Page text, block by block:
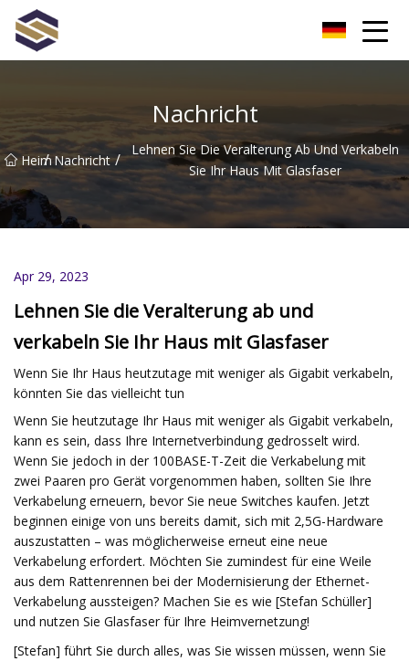
Nachricht
Heim
/ Nachricht /
Lehnen Sie Die Veralterung Ab Und Verkabeln
Sie Ihr Haus Mit Glasfaser
Apr 29, 2023
Lehnen Sie die Veralterung ab und
verkabeln Sie Ihr Haus mit Glasfaser
Wenn Sie Ihr Haus heutzutage mit weniger als Gigabit verkabeln,
könnten Sie das vielleicht tun
Wenn Sie heutzutage Ihr Haus mit weniger als Gigabit verkabeln,
kann es sein, dass Ihre Internetverbindung gedrosselt wird.
Wenn Sie jedoch in der 100BASE-T-Zeit die Verkabelung mit
zwei Paaren pro Gerät vorgenommen haben, sollten Sie Ihre
Verkabelung erneuern, bevor Sie neue Switches kaufen. Jetzt
beginnen einige von uns bereits damit, sich mit 2,5G-Hardware
auszustatten – was möglicherweise erneut eine neue
Verkabelung erfordert. Möchten Sie zumindest für eine Weile
aus dem Rattenrennen bei der Modernisierung der Ethernet-
Verkabelung aussteigen? Machen Sie es wie [Stefan Schüller]
und nutzen Sie Glasfaser für Ihre Heimvernetzung!
[Stefan] führt Sie durch alles, was Sie wissen müssen, wenn Sie